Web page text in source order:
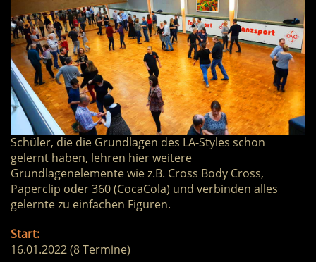
Schüler, die die Grundlagen des LA-Styles schon
gelernt haben, lehren hier weitere
Grundlagenelemente wie z.B. Cross Body Cross,
Paperclip oder 360 (CocaCola) und verbinden alles
gelernte zu einfachen Figuren.
Start:
16.01.2022 (8 Termine)